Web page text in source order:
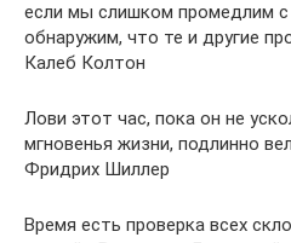
если мы слишком промедлим с
обнаружим, что те и другие
Калеб Колтон
Лови этот час, пока он не
мгновенья жизни, подлинно
Фридрих Шиллер
Время есть проверка всех